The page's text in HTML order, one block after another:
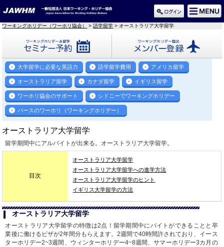
ワーキングホリデー（ワーホリ協会） >語学留学 > オーストラリア大学留学
セミナー予約 メンバー登録
大学留学に必要な英語力 語学留学費用 アメリカ留学
オーストラリア留学 カナダ留学 イギリス留学
ワーホリ協会のサポート シドニーでワーキングホリデー
パースのワーホリ（ワーキングホリデー）
オーストラリア大学留学
留学期間中にアルバイトが出来る。オーストラリア大学留学。
目次
オーストラリア大学留学
オーストラリア大学留学への進学方法
オーストラリア大学留学のヒント
イギリス大学留学の方法
オーストラリア大学留学
オーストラリア大学留学の特徴は2点！留学期間中にバイトができることと卒
業後に働けるビザが2年間分もらえます。2週間で40時間許されており、イース
ターホリデー2~3週間、ウィンターホリデー4~8週間、サマーホリデー3カ月の